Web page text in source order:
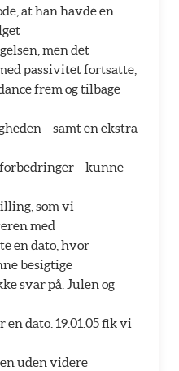
at han havde en
men det
passivitet fortsatte,
frem og tilbage
– samt en ekstra
– kunne
som vi
med
en dato, hvor
besigtige
svar på. Julen og
dato. 19.01.05 fik vi
uden videre